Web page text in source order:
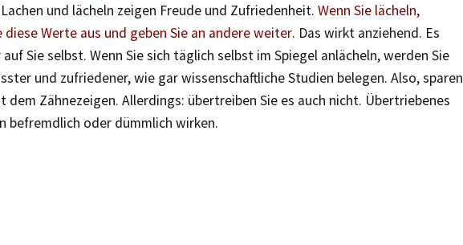
und lächeln zeigen Freude und Zufriedenheit. Wenn Sie lächeln,
diese Werte aus und geben Sie an andere weiter. Das wirkt anziehend. Es
Sie selbst. Wenn Sie sich täglich selbst im Spiegel anlächeln, werden Sie
und zufriedener, wie gar wissenschaftliche Studien belegen. Also, sparen
dem Zähnezeigen. Allerdings: übertreiben Sie es auch nicht. Übertriebenes
befremdlich oder dümmlich wirken.